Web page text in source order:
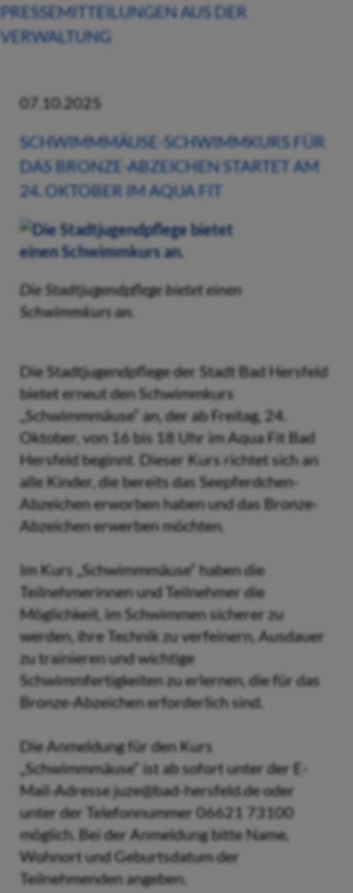
PRESSEMITTEILUNGEN AUS DER
VERWALTUNG
07.10.2025
SCHWIMMMÄUSE-SCHWIMMKURS FÜR
DAS BRONZE-ABZEICHEN STARTET AM
24. OKTOBER IM AQUA FIT
Die Stadtjugendpflege bietet einen
Schwimmkurs an.
Die Stadtjugendpflege der Stadt Bad Hersfeld
bietet erneut den Schwimmkurs
„Schwimmmäuse“ an, der ab Freitag, 24.
Oktober, von 16 bis 18 Uhr im Aqua Fit Bad
Hersfeld beginnt. Dieser Kurs richtet sich an
alle Kinder, die bereits das Seepferdchen-
Abzeichen erworben haben und das Bronze-
Abzeichen erwerben möchten.
Im Kurs „Schwimmmäuse“ haben die
Teilnehmerinnen und Teilnehmer die
Möglichkeit, im Schwimmen sicherer zu
werden, ihre Technik zu verfeinern, Ausdauer
zu trainieren und wichtige
Schwimmfertigkeiten zu erlernen, die für das
Bronze-Abzeichen erforderlich sind.
Die Anmeldung für den Kurs
„Schwimmmäuse“ ist ab sofort unter der E-
Mail-Adresse juze@bad-hersfeld.de oder
unter der Telefonnummer 06621 73100
möglich. Bei der Anmeldung bitte Name,
Wohnort und Geburtsdatum der
Teilnehmenden angeben.